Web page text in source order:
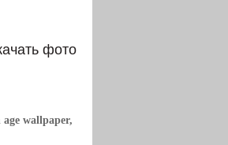
фото
wallpaper,